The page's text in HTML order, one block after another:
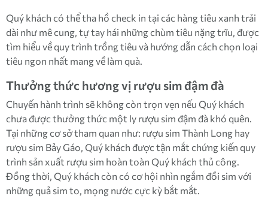
Quý khách có thể tha hồ check in tại các hàng tiêu xanh trải
dài như mê cung, tự tay hái những chùm tiêu nặng trĩu, được
tìm hiểu về quy trình trồng tiêu và hướng dẫn cách chọn loại
tiêu ngon nhất mang về làm quà.
Thưởng thức hương vị rượu sim đậm đà
Chuyến hành trình sẽ không còn trọn vẹn nếu Quý khách
chưa được thưởng thức một ly rượu sim đậm đà khó quên.
Tại những cơ sở tham quan như: rượu sim Thành Long hay
rượu sim Bảy Gáo, Quý khách được tận mắt chứng kiến quy
trình sản xuất rượu sim hoàn toàn Quý khách thủ công.
Đồng thời, Quý khách còn có cơ hội nhìn ngắm đồi sim với
những quả sim to, mọng nước cực kỳ bắt mắt.